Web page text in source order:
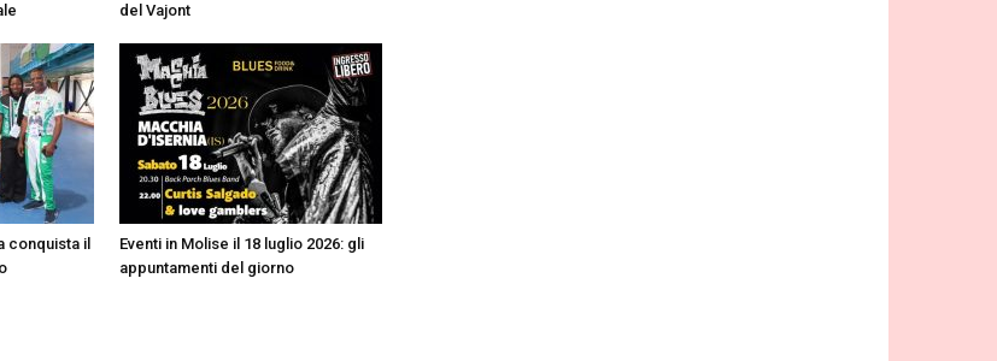
del Vajont
conquista il
Eventi in Molise il 18 luglio 2026: gli
appuntamenti del giorno